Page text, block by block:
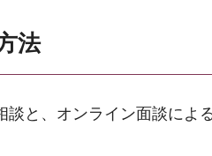
法
談と、オンライン面談によ